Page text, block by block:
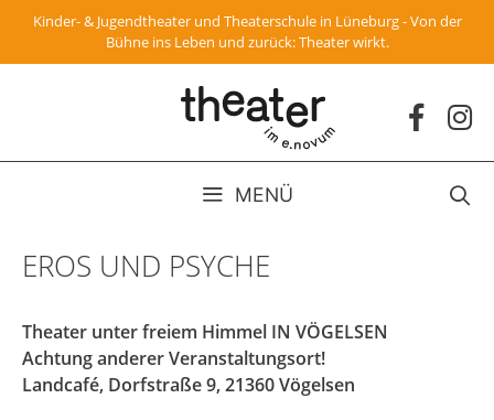
Zum
springen
Kinder- & Jugendtheater und Theaterschule in Lüneburg - Von der
Bühne ins Leben und zurück: Theater wirkt.
MENÜ
EROS UND PSYCHE
Theater unter freiem Himmel IN VÖGELSEN
Achtung anderer Veranstaltungsort!
Landcafé, Dorfstraße 9, 21360 Vögelsen